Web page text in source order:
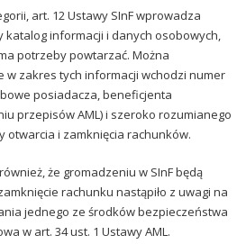
art. 12 Ustawy SInF wprowadza
informacji i danych osobowych,
potrzeby powtarzać. Można
w zakres tych informacji wchodzi numer
posiadacza, beneficjenta
przepisów AML) i szeroko rozumianego
otwarcia i zamknięcia rachunków.
że gromadzeniu w SInF będą
rachunku nastąpiło z uwagi na
jednego ze środków bezpieczeństwa
w art. 34 ust. 1 Ustawy AML.